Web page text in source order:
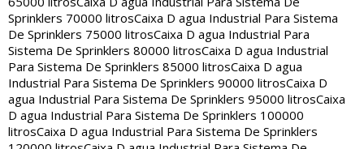
Sprinklers 70000 litrosCaixa D agua Industrial Para Sistema
De Sprinklers 75000 litrosCaixa D agua Industrial Para
Sistema De Sprinklers 80000 litrosCaixa D agua Industrial
Para Sistema De Sprinklers 85000 litrosCaixa D agua
Industrial Para Sistema De Sprinklers 90000 litrosCaixa D
agua Industrial Para Sistema De Sprinklers 95000 litrosCaixa
D agua Industrial Para Sistema De Sprinklers 100000
litrosCaixa D agua Industrial Para Sistema De Sprinklers